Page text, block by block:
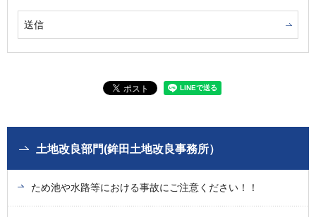
土地改良部門(鉾田土地改良事務所）
ため池や水路等における事故にご注意ください！！